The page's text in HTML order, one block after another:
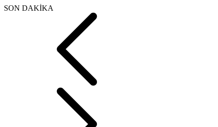
SON DAKİKA